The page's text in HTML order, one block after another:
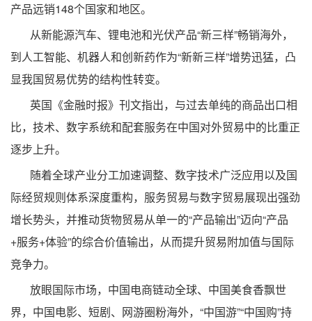
产品远销148个国家和地区。
从新能源汽车、锂电池和光伏产品“新三样”畅销海外，
到人工智能、机器人和创新药作为“新新三样”增势迅猛，凸
显我国贸易优势的结构性转变。
英国《金融时报》刊文指出，与过去单纯的商品出口相
比，技术、数字系统和配套服务在中国对外贸易中的比重正
逐步上升。
随着全球产业分工加速调整、数字技术广泛应用以及国
际经贸规则体系深度重构，服务贸易与数字贸易展现出强劲
增长势头，并推动货物贸易从单一的“产品输出”迈向“产品
+服务+体验”的综合价值输出，从而提升贸易附加值与国际
竞争力。
放眼国际市场，中国电商链动全球、中国美食香飘世
界，中国电影、短剧、网游圈粉海外，“中国游”“中国购”持